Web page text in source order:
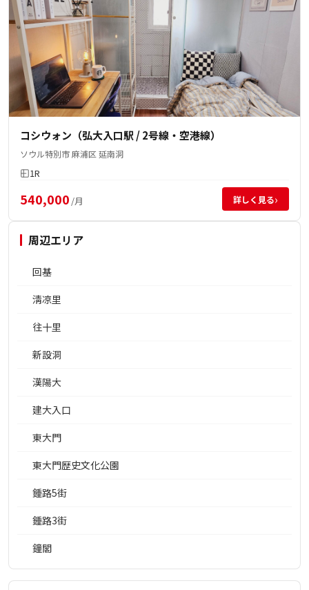
コシウォン（弘大入口駅 / 2号線・空港線）
ソウル特別市 麻浦区 延南洞
1R
540,000 /月 詳しく見る›
周辺エリア
回基
淸凉里
往十里
新設洞
漢陽大
建大入口
東大門
東大門歴史文化公園
鍾路5街
鍾路3街
鐘閣